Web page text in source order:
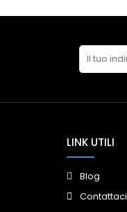
LINK UTILI
Blog
Contattaci